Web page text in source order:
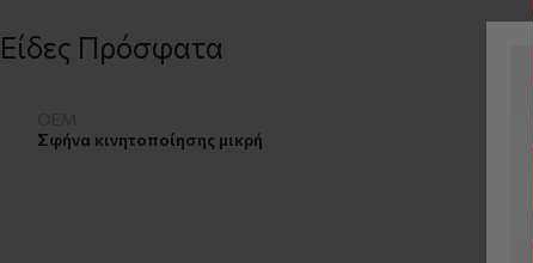
Είδες Πρόσφατα
Σφήνα κινητοποίησης μικρή